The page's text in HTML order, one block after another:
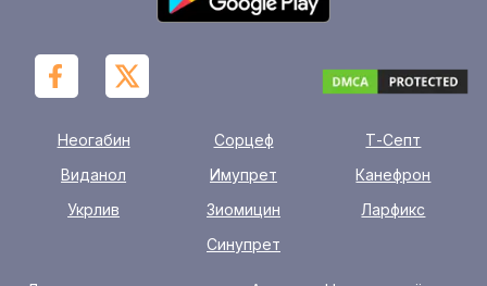
Неогабин Сорцеф
Т-Септ
Виданол
Имупрет
Канефрон
Укрлив
Зиомицин
Ларфикс
Синупрет